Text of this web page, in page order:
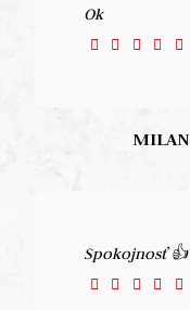
Ok
MILAN
Spokojnosť 👍